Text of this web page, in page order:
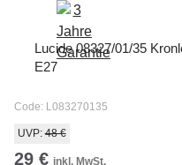
Lucide 08327/01/35
E27
Code: L083270135
UVP:48 €
29 € inkl. MwSt.